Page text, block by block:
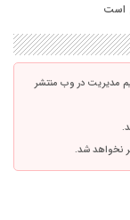
است
مدیریت در وب منتشر
نخواهد شد.